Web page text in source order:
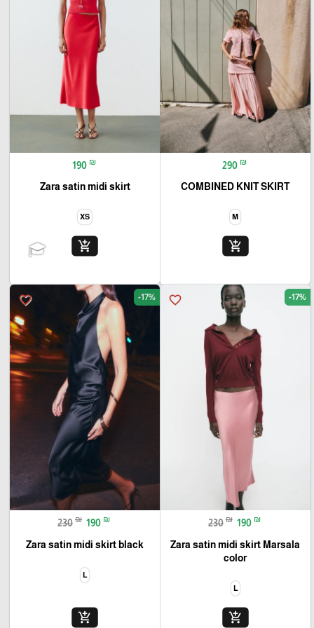
290 ₪
COMBINED KNIT SKIRT
M
add_shopping_cart
190 ₪
Zara satin midi skirt
XS
add_shopping_cart
favorite_border -17%
230 ₪ 190 ₪
Zara satin midi skirt Marsala
color
L
add_shopping_cart
favorite_border -17%
230 ₪ 190 ₪
Zara satin midi skirt black
L
add_shopping_cart